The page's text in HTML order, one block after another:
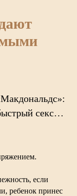
секс…
если
ребенок принес